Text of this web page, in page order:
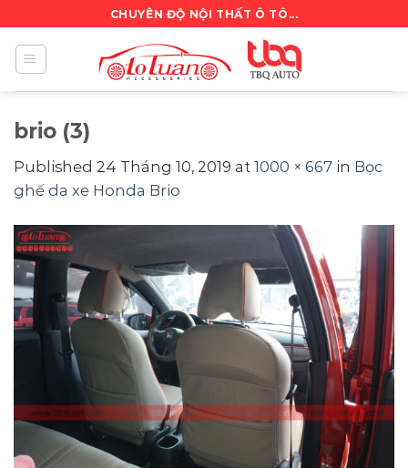
content
CHUYÊN ĐỘ NỘI THẤT Ô TÔ...
brio (3)
Published 24 Tháng 10, 2019 at 1000 × 667 in Bọc
ghế da xe Honda Brio